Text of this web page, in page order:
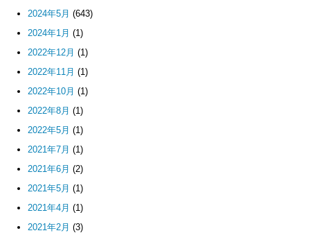
2024年5月 (643)
2024年1月 (1)
2022年12月 (1)
2022年11月 (1)
2022年10月 (1)
2022年8月 (1)
2022年5月 (1)
2021年7月 (1)
2021年6月 (2)
2021年5月 (1)
2021年4月 (1)
2021年2月 (3)